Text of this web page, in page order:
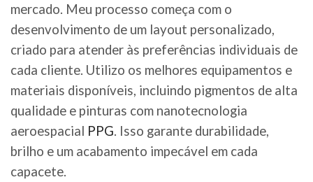
mercado. Meu processo começa com o
desenvolvimento de um layout personalizado,
criado para atender às preferências individuais de
cada cliente. Utilizo os melhores equipamentos e
materiais disponíveis, incluindo pigmentos de alta
qualidade e pinturas com nanotecnologia
aeroespacial PPG. Isso garante durabilidade,
brilho e um acabamento impecável em cada
capacete.